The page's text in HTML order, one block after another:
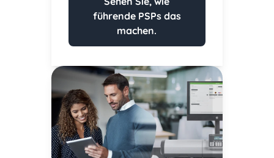
führende PSPs das
machen.